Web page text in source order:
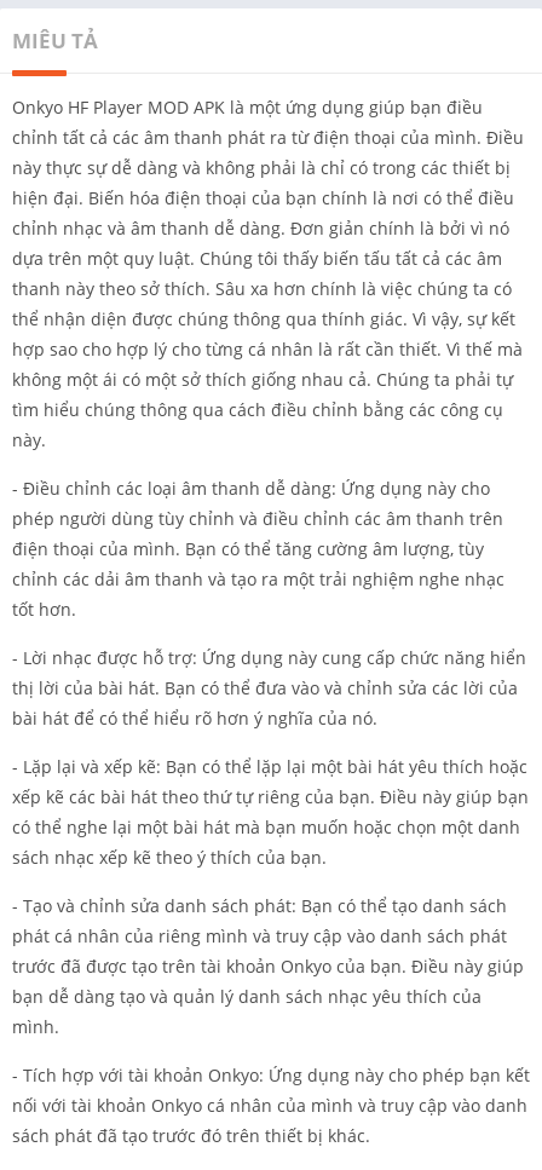
MIÊU TẢ
Onkyo HF Player MOD APK là một ứng dụng giúp bạn điều
chỉnh tất cả các âm thanh phát ra từ điện thoại của mình. Điều
này thực sự dễ dàng và không phải là chỉ có trong các thiết bị
hiện đại. Biến hóa điện thoại của bạn chính là nơi có thể điều
chỉnh nhạc và âm thanh dễ dàng. Đơn giản chính là bởi vì nó
dựa trên một quy luật. Chúng tôi thấy biến tấu tất cả các âm
thanh này theo sở thích. Sâu xa hơn chính là việc chúng ta có
thể nhận diện được chúng thông qua thính giác. Vì vậy, sự kết
hợp sao cho hợp lý cho từng cá nhân là rất cần thiết. Vì thế mà
không một ái có một sở thích giống nhau cả. Chúng ta phải tự
tìm hiểu chúng thông qua cách điều chỉnh bằng các công cụ
này.
- Điều chỉnh các loại âm thanh dễ dàng: Ứng dụng này cho
phép người dùng tùy chỉnh và điều chỉnh các âm thanh trên
điện thoại của mình. Bạn có thể tăng cường âm lượng, tùy
chỉnh các dải âm thanh và tạo ra một trải nghiệm nghe nhạc
tốt hơn.
- Lời nhạc được hỗ trợ: Ứng dụng này cung cấp chức năng hiển
thị lời của bài hát. Bạn có thể đưa vào và chỉnh sửa các lời của
bài hát để có thể hiểu rõ hơn ý nghĩa của nó.
- Lặp lại và xếp kẽ: Bạn có thể lặp lại một bài hát yêu thích hoặc
xếp kẽ các bài hát theo thứ tự riêng của bạn. Điều này giúp bạn
có thể nghe lại một bài hát mà bạn muốn hoặc chọn một danh
sách nhạc xếp kẽ theo ý thích của bạn.
- Tạo và chỉnh sửa danh sách phát: Bạn có thể tạo danh sách
phát cá nhân của riêng mình và truy cập vào danh sách phát
trước đã được tạo trên tài khoản Onkyo của bạn. Điều này giúp
bạn dễ dàng tạo và quản lý danh sách nhạc yêu thích của
mình.
- Tích hợp với tài khoản Onkyo: Ứng dụng này cho phép bạn kết
nối với tài khoản Onkyo cá nhân của mình và truy cập vào danh
sách phát đã tạo trước đó trên thiết bị khác.